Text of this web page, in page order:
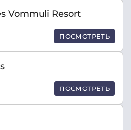
Vommuli Resort
ПОСМОТРЕТЬ
ПОСМОТРЕТЬ